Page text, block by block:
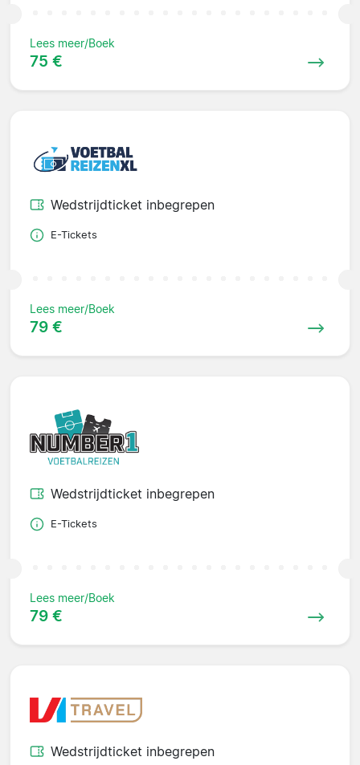
Lees meer/Boek
75 €
Wedstrijdticket inbegrepen
E-Tickets
Lees meer/Boek
79 €
Wedstrijdticket inbegrepen
E-Tickets
Lees meer/Boek
79 €
Wedstrijdticket inbegrepen